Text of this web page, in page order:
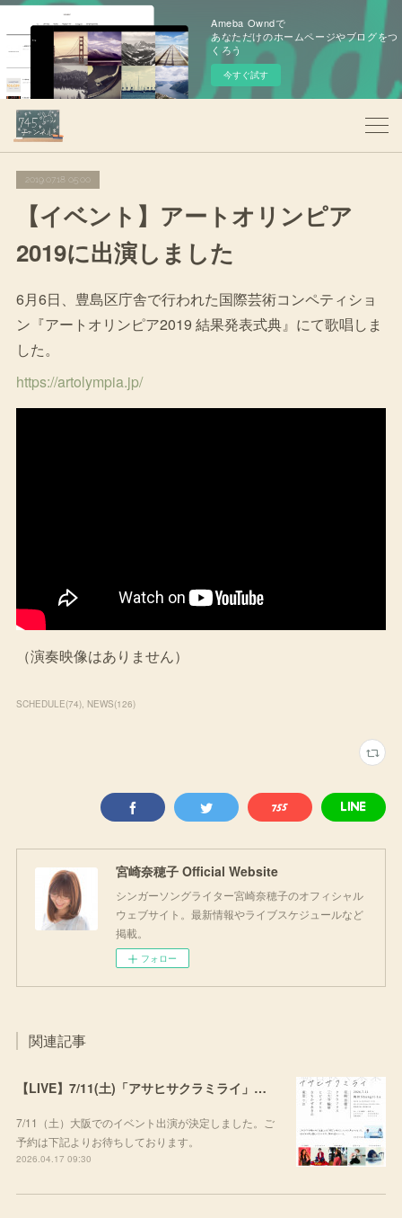
Ameba Owndで
あなただけのホームページやブログをつ
くろう
今すぐ試す
2019.07.18 05:00
【イベント】アートオリンピア
2019に出演しました
6月6日、豊島区庁舎で行われた国際芸術コンペティショ
ン『アートオリンピア2019 結果発表式典』にて歌唱しま
した。
https://artolympia.jp/
（演奏映像はありません）
SCHEDULE(74) NEWS(126)
宮崎奈穂子 Official Website
シンガーソングライター宮崎奈穂子のオフィシャル
ウェブサイト。最新情報やライブスケジュールなど
掲載。
フォロー
関連記事
【LIVE】7/11(土)「アサヒサクラミライ」出演
7/11（土）大阪でのイベント出演が決定しました。ご
予約は下記よりお待ちしております。
2026.04.17 09:30